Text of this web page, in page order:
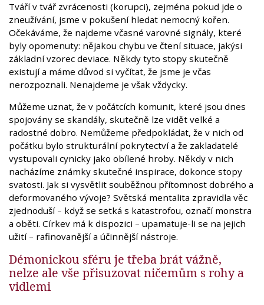
Tváří v tvář zvrácenosti (korupci), zejména pokud jde o
zneužívání, jsme v pokušení hledat nemocný kořen.
Očekáváme, že najdeme včasné varovné signály, které
byly opomenuty: nějakou chybu ve čtení situace, jakýsi
základní vzorec deviace. Někdy tyto stopy skutečně
existují a máme důvod si vyčítat, že jsme je včas
nerozpoznali. Nenajdeme je však vždycky.
Můžeme uznat, že v počátcích komunit, které jsou dnes
spojovány se skandály, skutečně lze vidět velké a
radostné dobro. Nemůžeme předpokládat, že v nich od
počátku bylo strukturální pokrytectví a že zakladatelé
vystupovali cynicky jako obílené hroby. Někdy v nich
nacházíme známky skutečné inspirace, dokonce stopy
svatosti. Jak si vysvětlit souběžnou přítomnost dobrého a
deformovaného vývoje? Světská mentalita zpravidla věc
zjednoduší – když se setká s katastrofou, označí monstra
a oběti. Církev má k dispozici – upamatuje-li se na jejich
užití – rafinovanější a účinnější nástroje.
Démonickou sféru je třeba brát vážně,
nelze ale vše přisuzovat ničemům s rohy a
vidlemi